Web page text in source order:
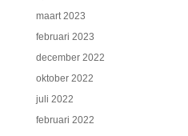
maart 2023
februari 2023
december 2022
oktober 2022
juli 2022
februari 2022